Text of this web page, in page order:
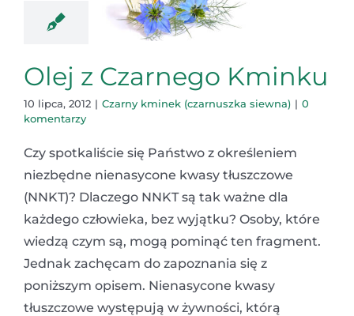
Olej z Czarnego Kminku
10 lipca, 2012 | Czarny kminek (czarnuszka siewna) | 0
komentarzy
Czy spotkaliście się Państwo z określeniem
niezbędne nienasycone kwasy tłuszczowe
(NNKT)? Dlaczego NNKT są tak ważne dla
każdego człowieka, bez wyjątku? Osoby, które
wiedzą czym są, mogą pominąć ten fragment.
Jednak zachęcam do zapoznania się z
poniższym opisem. Nienasycone kwasy
tłuszczowe występują w żywności, którą